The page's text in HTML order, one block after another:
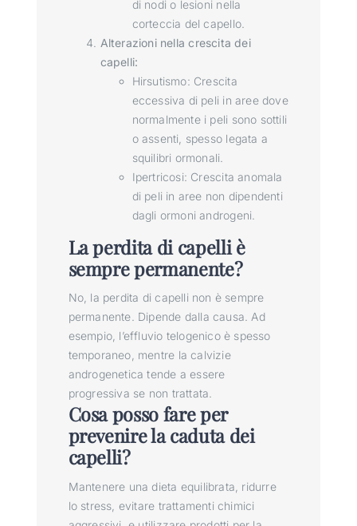
di nodi o lesioni nella
corteccia del capello.
Alterazioni nella crescita dei
capelli:
Hirsutismo: Crescita
eccessiva di peli in aree dove
normalmente i peli sono sottili
o assenti, spesso legata a
squilibri ormonali.
Ipertricosi: Crescita anomala
di peli in aree non dipendenti
dagli ormoni androgeni.
La perdita di capelli è
sempre permanente?
No, la perdita di capelli non è sempre
permanente. Dipende dalla causa. Ad
esempio, l’effluvio telogenico è spesso
temporaneo, mentre la calvizie
androgenetica tende a essere
progressiva se non trattata.
Cosa posso fare per
prevenire la caduta dei
capelli?
Mantenere una dieta equilibrata, ridurre
lo stress, evitare trattamenti chimici